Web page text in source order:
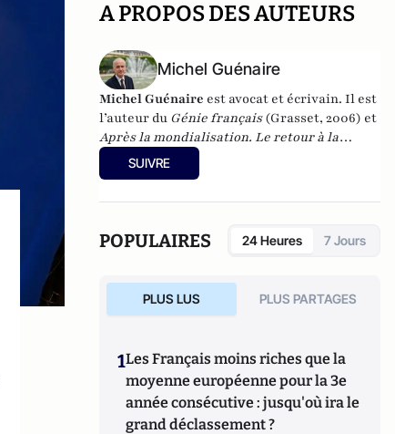
A PROPOS DES AUTEURS
Michel Guénaire
Michel Guénaire est avocat et écrivain. Il est
l’auteur du Génie français(Grasset, 2006) et
Après la mondialisation. Le retour à la
nation (Les Presses de la Cité, 2022). Vous
pouvez retrouver Michel Guénaire sur
SUIVRE
POPULAIRES 24 Heures 7 Jours
PLUS LUS PLUS PARTAGES
1Les Français moins riches que la
moyenne européenne pour la 3e
année consécutive : jusqu'où ira le
grand déclassement ?